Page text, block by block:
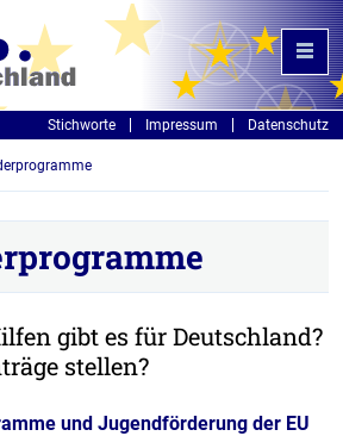
Stichworte Impressum Datenschutz
gibt es für Deutschland?
stellen?
und Jugendförderung der EU